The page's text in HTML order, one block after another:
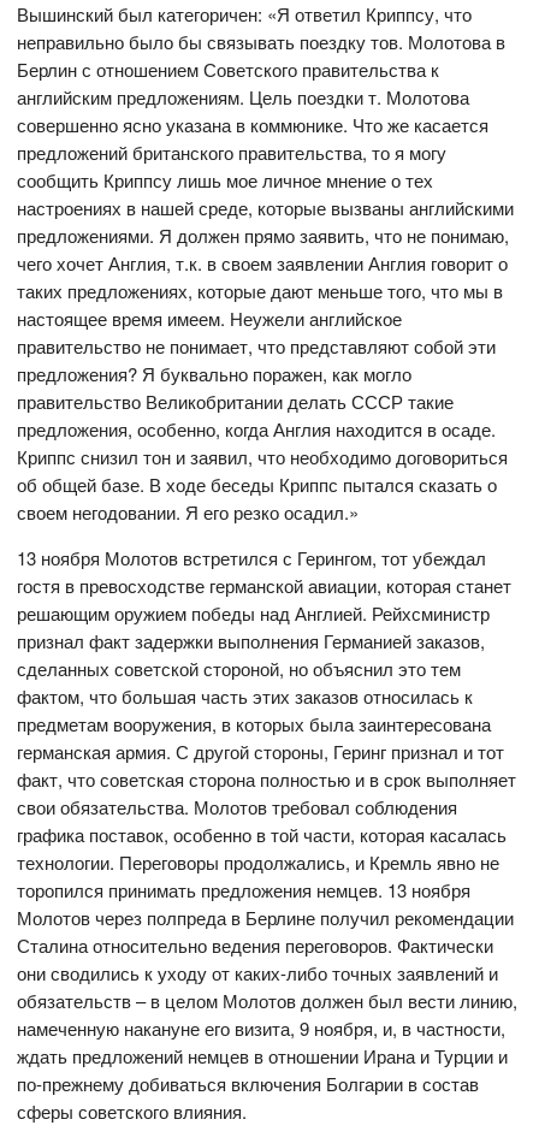
Вышинский был категоричен: «Я ответил Криппсу, что
неправильно было бы связывать поездку тов. Молотова в
Берлин с отношением Советского правительства к
английским предложениям. Цель поездки т. Молотова
совершенно ясно указана в коммюнике. Что же касается
предложений британского правительства, то я могу
сообщить Криппсу лишь мое личное мнение о тех
настроениях в нашей среде, которые вызваны английскими
предложениями. Я должен прямо заявить, что не понимаю,
чего хочет Англия, т.к. в своем заявлении Англия говорит о
таких предложениях, которые дают меньше того, что мы в
настоящее время имеем. Неужели английское
правительство не понимает, что представляют собой эти
предложения? Я буквально поражен, как могло
правительство Великобритании делать СССР такие
предложения, особенно, когда Англия находится в осаде.
Криппс снизил тон и заявил, что необходимо договориться
об общей базе. В ходе беседы Криппс пытался сказать о
своем негодовании. Я его резко осадил.»
13 ноября Молотов встретился с Герингом, тот убеждал
гостя в превосходстве германской авиации, которая станет
решающим оружием победы над Англией. Рейхсминистр
признал факт задержки выполнения Германией заказов,
сделанных советской стороной, но объяснил это тем
фактом, что большая часть этих заказов относилась к
предметам вооружения, в которых была заинтересована
германская армия. С другой стороны, Геринг признал и тот
факт, что советская сторона полностью и в срок выполняет
свои обязательства. Молотов требовал соблюдения
графика поставок, особенно в той части, которая касалась
технологии. Переговоры продолжались, и Кремль явно не
торопился принимать предложения немцев. 13 ноября
Молотов через полпреда в Берлине получил рекомендации
Сталина относительно ведения переговоров. Фактически
они сводились к уходу от каких-либо точных заявлений и
обязательств – в целом Молотов должен был вести линию,
намеченную накануне его визита, 9 ноября, и, в частности,
ждать предложений немцев в отношении Ирана и Турции и
по-прежнему добиваться включения Болгарии в состав
сферы советского влияния.